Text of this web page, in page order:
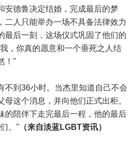
安德鲁决定结婚，完成最后的梦
二人只能举办一场不具备法律效力
最后一刻，这场仪式巩固了他们的
，你真的愿意和一个垂死之人结
！"
不到36小时。当杰里知道自己不会
母这个消息，并向他们正式出柜。
的陪伴下走完最后一程，他的最后
。" （来自淡蓝LGBT资讯）